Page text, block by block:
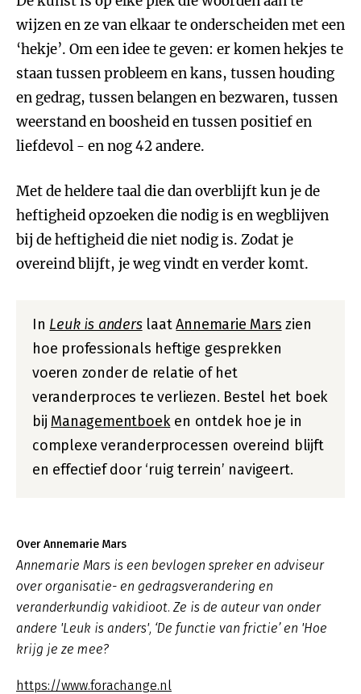
wijzen en ze van elkaar te onderscheiden met een
‘hekje’. Om een idee te geven: er komen hekjes te
staan tussen probleem en kans, tussen houding
en gedrag, tussen belangen en bezwaren, tussen
weerstand en boosheid en tussen positief en
liefdevol - en nog 42 andere.
Met de heldere taal die dan overblijft kun je de
heftigheid opzoeken die nodig is en wegblijven
bij de heftigheid die niet nodig is. Zodat je
overeind blijft, je weg vindt en verder komt.
In Leuk is anderslaatAnnemarie Mars zien
hoe professionals heftige gesprekken
voeren zonder de relatie of het
veranderproces te verliezen. Bestel het boek
bij Managementboeken ontdek hoe je in
complexe veranderprocessen overeind blijft
en effectief door ‘ruig terrein’ navigeert.
Over Annemarie Mars
Annemarie Mars is een bevlogen spreker en adviseur
over organisatie- en gedragsverandering en
veranderkundig vakidioot. Ze is de auteur van onder
andere 'Leuk is anders', ‘De functie van frictie’ en 'Hoe
krijg je ze mee?
https://www.forachange.nl